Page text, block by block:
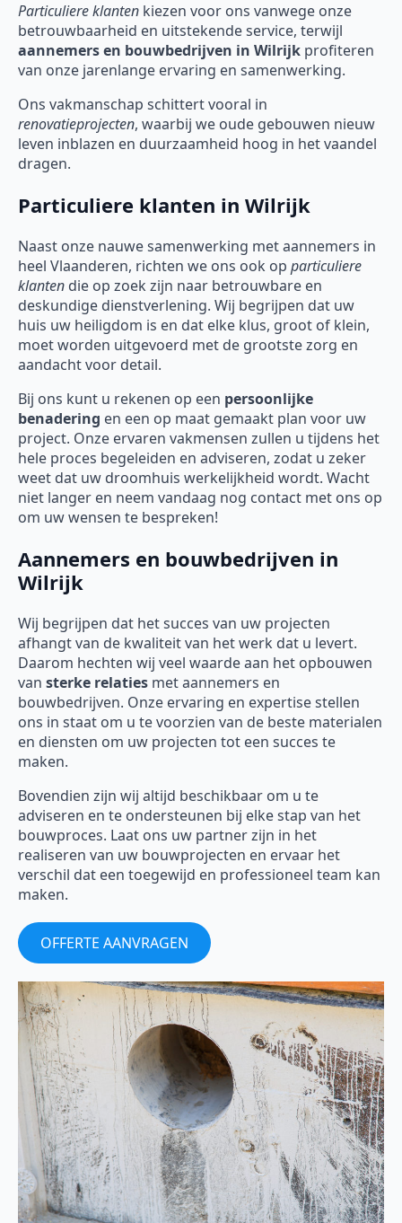
Particuliere klanten kiezen voor ons vanwege onze
betrouwbaarheid en uitstekende service, terwijl
aannemers en bouwbedrijven in Wilrijk profiteren
van onze jarenlange ervaring en samenwerking.
Ons vakmanschap schittert vooral in
renovatieprojecten, waarbij we oude gebouwen nieuw
leven inblazen en duurzaamheid hoog in het vaandel
dragen.
Particuliere klanten in Wilrijk
Naast onze nauwe samenwerking met aannemers in
heel Vlaanderen, richten we ons ook op particuliere
klanten die op zoek zijn naar betrouwbare en
deskundige dienstverlening. Wij begrijpen dat uw
huis uw heiligdom is en dat elke klus, groot of klein,
moet worden uitgevoerd met de grootste zorg en
aandacht voor detail.
Bij ons kunt u rekenen op een persoonlijke
benadering en een op maat gemaakt plan voor uw
project. Onze ervaren vakmensen zullen u tijdens het
hele proces begeleiden en adviseren, zodat u zeker
weet dat uw droomhuis werkelijkheid wordt. Wacht
niet langer en neem vandaag nog contact met ons op
om uw wensen te bespreken!
Aannemers en bouwbedrijven in
Wilrijk
Wij begrijpen dat het succes van uw projecten
afhangt van de kwaliteit van het werk dat u levert.
Daarom hechten wij veel waarde aan het opbouwen
van sterke relaties met aannemers en
bouwbedrijven. Onze ervaring en expertise stellen
ons in staat om u te voorzien van de beste materialen
en diensten om uw projecten tot een succes te
maken.
Bovendien zijn wij altijd beschikbaar om u te
adviseren en te ondersteunen bij elke stap van het
bouwproces. Laat ons uw partner zijn in het
realiseren van uw bouwprojecten en ervaar het
verschil dat een toegewijd en professioneel team kan
maken.
OFFERTE AANVRAGEN